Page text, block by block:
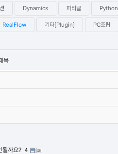
Dynamics 파티클 Python
RealFlow 기타[Plugin] PC조립
목
까요? 4